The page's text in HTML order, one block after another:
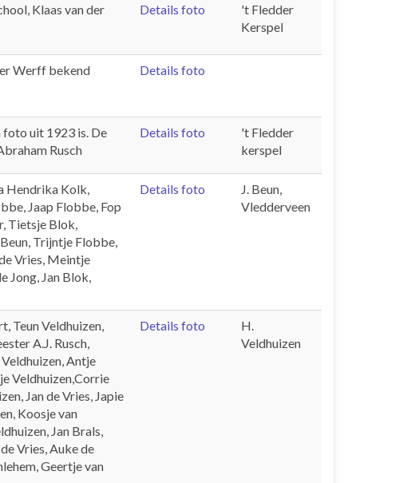
Klaas van der
Details foto
't Fledder
Kerspel
Werff bekend Details foto
foto uit 1923 is. De
Rusch
Details foto
't Fledder
kerspel
Hendrika Kolk,
Jaap Flobbe, Fop
Tietsje Blok,
Trijntje Flobbe,
Vries, Meintje
Jong, Jan Blok,
Details foto
J. Beun,
Vledderveen
Teun Veldhuizen,
A.J. Rusch,
Antje
Veldhuizen,Corrie
Jan de Vries, Japie
Koosje van
Jan Brals,
Vries, Auke de
Geertje van
Details foto
H.
Veldhuizen